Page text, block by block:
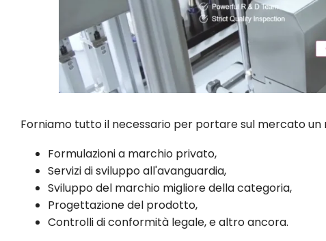
Forniamo tutto il necessario per portare sul mercato un
Formulazioni a marchio privato,
Servizi di sviluppo all'avanguardia,
Sviluppo del marchio migliore della categoria,
Progettazione del prodotto,
Controlli di conformità legale, e altro ancora.